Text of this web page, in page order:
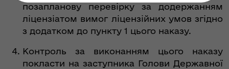
позапланову перевірку за додержанням
ліцензіатом вимог ліцензійних умов згідно
з додатком до пункту 1 цього наказу.
Контроль за виконанням цього наказу
покласти на заступника Голови Державної